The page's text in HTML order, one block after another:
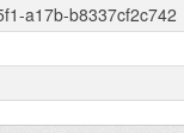
a17b-b8337cf2c742